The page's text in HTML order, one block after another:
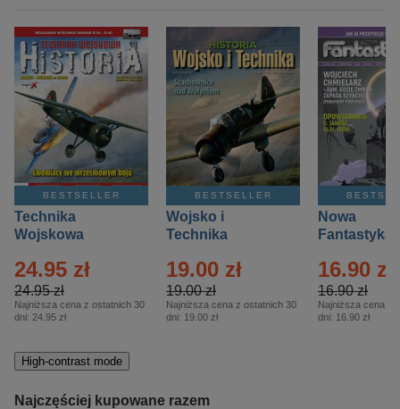
BESTSELLER
Technika
Wojskowa
– 2/2026
24.95 zł
24.95 zł
Najniższa cena z ostatnich 30
dni: 24.95 zł
BESTSELLER
Wojsko i
Technika
Specjalne –
Eprasa – 2/2026
19.00 zł
19.00 zł
Najniższa cena z ostatnich 30
dni: 19.00 zł
Nowa
Fantastyka
16.90 zł
16.90 zł
Najniższa cena z
dni: 16.90 zł
High-contrast mode
Najczęściej kupowane razem